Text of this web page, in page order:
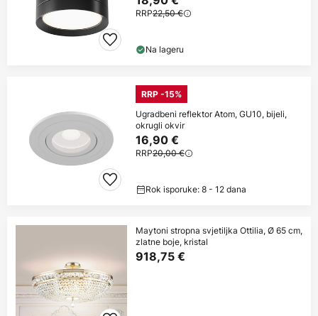
RRP22,50 €
Na lageru
RRP -15%
Ugradbeni reflektor Atom, GU10, bijeli,
okrugli okvir
16,90 €
RRP20,00 €
Rok isporuke: 8 - 12 dana
Maytoni stropna svjetiljka Ottilia, Ø 65 cm,
zlatne boje, kristal
918,75 €